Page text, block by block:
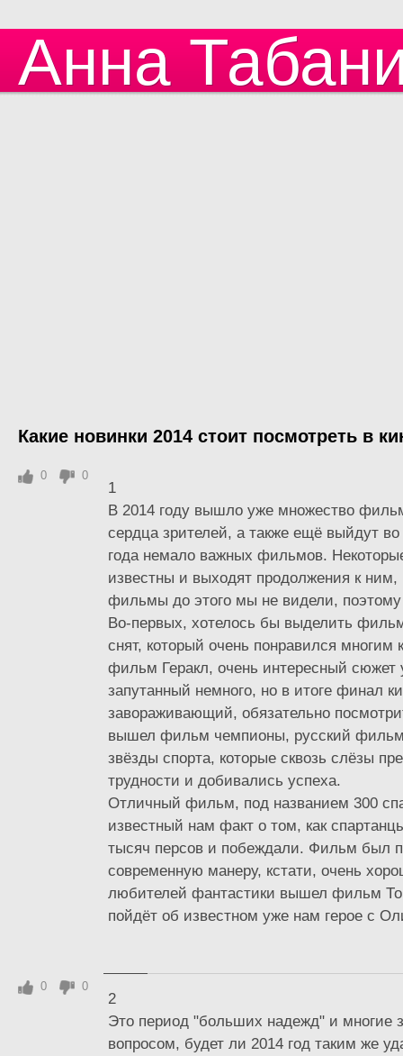
Анна
Какие новинки 2014 стоит посмотреть в
1
В 2014 году вышло уже множество
сердца зрителей, а также ещё выйдут
года немало важных фильмов.
известны и выходят продолжения к ним,
фильмы до этого мы не видели,
Во-первых, хотелось бы выделить
снят, который очень понравился многим
фильм Геракл, очень интересный
запутанный немного, но в итоге финал
завораживающий, обязательно
вышел фильм чемпионы, русский
звёзды спорта, которые сквозь слёзы
трудности и добивались успеха.
Отличный фильм, под названием 300
известный нам факт о том, как
тысяч персов и побеждали. Фильм был
современную манеру, кстати, очень
любителей фантастики вышел фильм
пойдёт об известном уже нам герое с
0 0
2
Это период "больших надежд" и многие
вопросом, будет ли 2014 год таким же
0 0